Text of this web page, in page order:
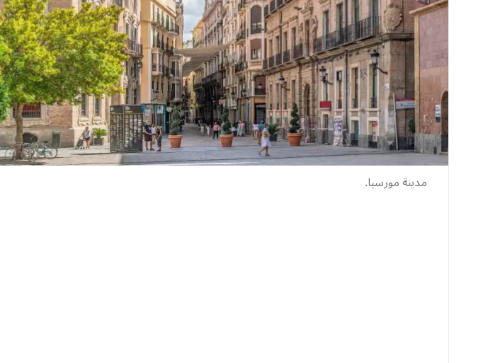
مدينة مورسيا.